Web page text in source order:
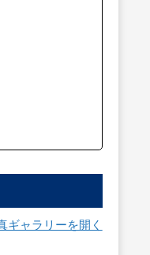
ギャラリーを開く